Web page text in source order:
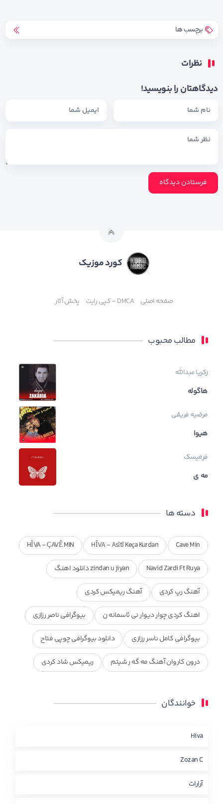
برچسب ها
نظرات
دیدگاهتان را بنویسید!
کورد موزیک
صفحه اصلی DMCA – کپی رایت پخش آثار
مطالب محبوب
زکریا عبدالله
هاگوله
مرضیه فریقی
هیوا
فرمیسک
مه ی
دسته ها
Cave Min
HÎVA - Asîtî Keça Kurdan
HÎVA - ÇAVÊ MIN
Navid Zardi Ft Ruya zindan u jiyan دانلود اهنگ
آهنگ رپ کردی آهنگ ریمیکس کردی
اهنگ کردی چوار دیوار نی ئاسمانه ن بیوگرافی ناصر رزازی
بیوگرافی کامل ناسر رزازی دانلود بیوگرافی چوپی فتاح
درون کاروان آهنگ مه گه ر شیتم ریمیکس شاد کردی
محمد جزا
چاو من
خوانندگان
Hiva
Zozan C
آرارات